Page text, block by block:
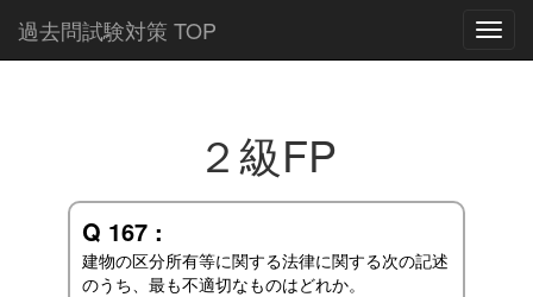
過去問試験対策 TOP
２級FP
Q 167 :
建物の区分所有等に関する法律に関する次の記述
のうち、最も不適切なものはどれか。